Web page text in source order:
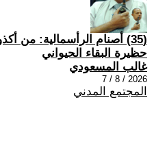
(35) أصنام الرأسمالية: من
حظيرة البقاء الحيواني
غالب المسعودي
2026 / 8 / 7
المجتمع المدني